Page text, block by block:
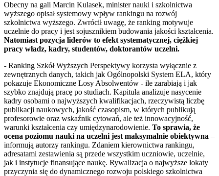
Obecny na gali Marcin Kulasek, minister nauki i szkolnictwa
wyższego opisał systemowy wpływ rankingu na rozwój
szkolnictwa wyższego. Zwrócił uwagę, że ranking motywuje
uczelnie do pracy i jest sojusznikiem budowania jakości kształcenia.
Natomiast pozycja liderów to efekt systematycznej, ciężkiej
pracy władz, kadry, studentów, doktorantów uczelni.
- Ranking Szkół Wyższych Perspektywy korzysta wyłącznie z
zewnętrznych danych, takich jak Ogólnopolski System ELA, który
pokazuje Ekonomiczne Losy Absolwentów - ile zarabiają i jak
szybko znajdują pracę po studiach. Kapituła analizuje nasycenie
kadry osobami o najwyższych kwalifikacjach, rzeczywistą liczbę
publikacji naukowych, jakość czasopism, w których publikują
profesorowie oraz wskaźnik cytowań, ale też innowacyjność,
warunki kształcenia czy umiędzynarodowienie. To sprawia, że
ocena poziomu nauki na uczelni jest maksymalnie obiektywna –
informują autorzy rankingu. Zdaniem kierownictwa rankingu,
adresatami zestawienia są przede wszystkim uczniowie, uczelnie,
jak i instytucje finansujące naukę. Rywalizacja o najwyższe lokaty
przyczynia się do dynamicznego rozwoju polskiego szkolnictwa